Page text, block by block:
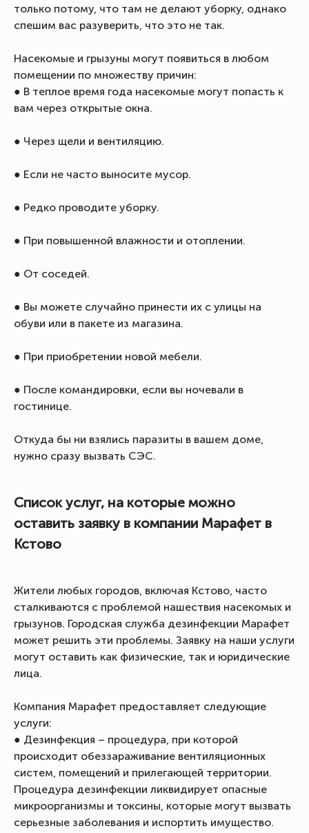
только потому, что там не делают уборку, однако
спешим вас разуверить, что это не так.
Насекомые и грызуны могут появиться в любом
помещении по множеству причин:
● В теплое время года насекомые могут попасть к
вам через открытые окна.
● Через щели и вентиляцию.
● Если не часто выносите мусор.
● Редко проводите уборку.
● При повышенной влажности и отоплении.
● От соседей.
● Вы можете случайно принести их с улицы на
обуви или в пакете из магазина.
● При приобретении новой мебели.
● После командировки, если вы ночевали в
гостинице.
Откуда бы ни взялись паразиты в вашем доме,
нужно сразу вызвать СЭС.
Список услуг, на которые можно
оставить заявку в компании Марафет в
Кстово
Жители любых городов, включая Кстово, часто
сталкиваются с проблемой нашествия насекомых и
грызунов. Городская служба дезинфекции Марафет
может решить эти проблемы. Заявку на наши услуги
могут оставить как физические, так и юридические
лица.
Компания Марафет предоставляет следующие
услуги:
● Дезинфекция – процедура, при которой
происходит обеззараживание вентиляционных
систем, помещений и прилегающей территории.
Процедура дезинфекции ликвидирует опасные
микроорганизмы и токсины, которые могут вызвать
серьезные заболевания и испортить имущество.